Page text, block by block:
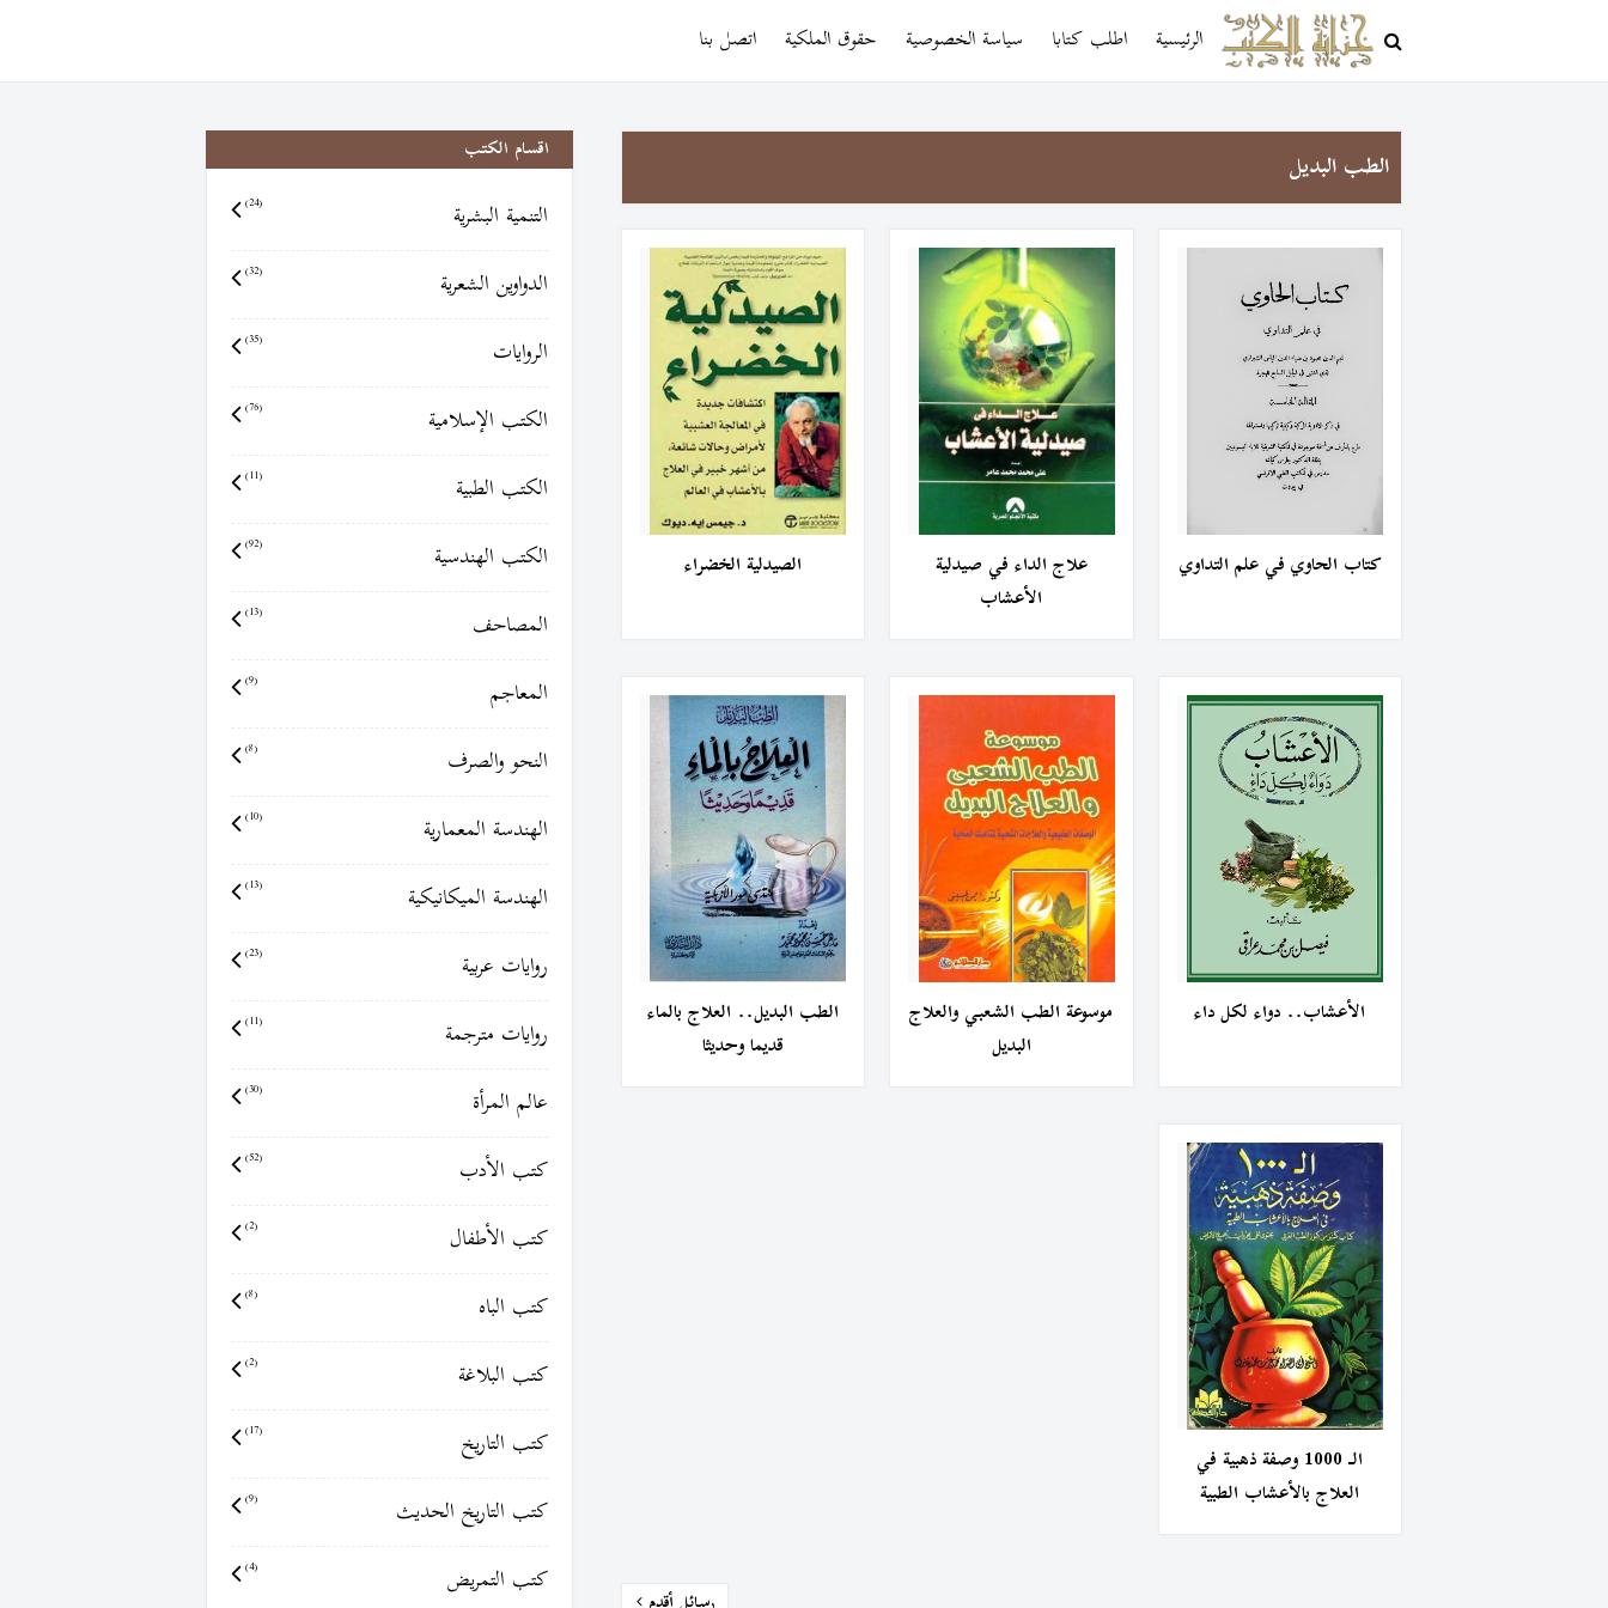
الرئيسية اطلب كتابا سياسة الخصوصية حقوق الملكية اتصل بنا
الطب البديل
كتاب الحاوي في علم التداوي
علاج الداء في صيدلية
الأعشاب
الصيدلية الخضراء
الأعشاب.. دواء لكل داء
موسوعة الطب الشعبي والعلاج
البديل
الطب البديل.. العلاج بالماء
قديما وحديثا
الـ 1000 وصفة ذهبية في
العلاج بالأعشاب الطبية
اقسام الكتب
التنمية البشرية (24)
الدواوين الشعرية (32)
الروايات (35)
الكتب الإسلامية (76)
الكتب الطبية (11)
الكتب الهندسية (92)
المصاحف (13)
المعاجم (9)
النحو والصرف (8)
الهندسة المعمارية (10)
الهندسة الميكانيكية (13)
روايات عربية (23)
روايات مترجمة (11)
عالم المرأة (30)
كتب الأدب (52)
كتب الأطفال (2)
كتب الباه (8)
كتب البلاغة (2)
كتب التاريخ (17)
كتب التاريخ الحديث (9)
كتب التمريض (4)